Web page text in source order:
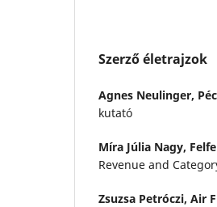
Szerző életrajzok
Agnes Neulinger,
kutató
Míra Júlia Nagy,
Revenue and
Zsuzsa Petróczi, Air